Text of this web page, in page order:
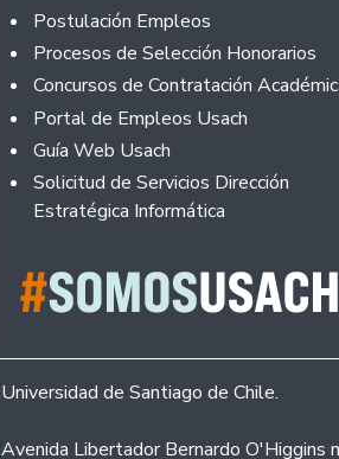
Footer
Postulación Empleos
Procesos de Selección Honorarios
Concursos de Contratación
Portal de Empleos Usach
Guía Web Usach
Solicitud de Servicios Dirección
Estratégica Informática
Universidad de Santiago de Chile.
Avenida Libertador Bernardo O'Higgins